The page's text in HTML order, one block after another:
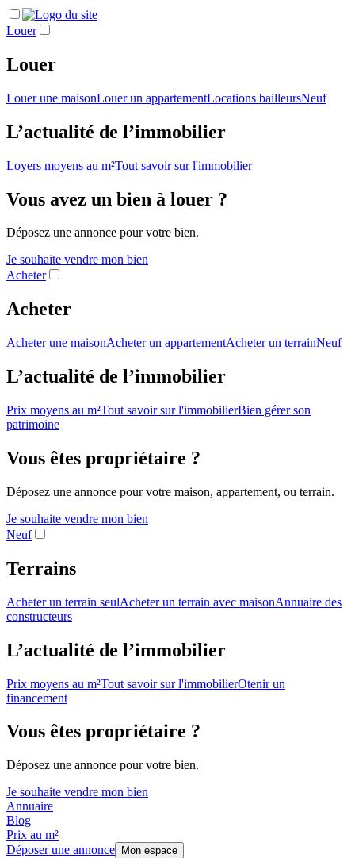
Louer
Louer
Louer une maisonLouer un appartementLocations bailleursNeuf
L’actualité de l’immobilier
Loyers moyens au m²Tout savoir sur l'immobilier
Vous avez un bien à louer ?
Déposez une annonce pour votre bien.
Je souhaite vendre mon bien
Acheter
Acheter
Acheter une maisonAcheter un appartementAcheter un terrainNeuf
L’actualité de l’immobilier
Prix moyens au m²Tout savoir sur l'immobilierBien gérer son
patrimoine
Vous êtes propriétaire ?
Déposez une annonce pour votre maison, appartement, ou terrain.
Je souhaite vendre mon bien
Neuf
Terrains
Acheter un terrain seulAcheter un terrain avec maisonAnnuaire des
constructeurs
L’actualité de l’immobilier
Prix moyens au m²Tout savoir sur l'immobilierOtenir un
financement
Vous êtes propriétaire ?
Déposez une annonce pour votre bien.
Je souhaite vendre mon bien
Annuaire
Blog
Prix au m²
Déposer une annonce
Mon espace